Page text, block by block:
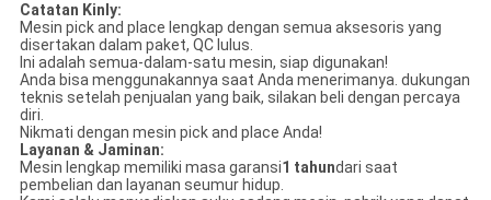
Catatan Kinly:
Mesin pick and place lengkap dengan semua aksesoris yang
disertakan dalam paket, QC lulus.
Ini adalah semua-dalam-satu mesin, siap digunakan!
Anda bisa menggunakannya saat Anda menerimanya. dukungan
teknis setelah penjualan yang baik, silakan beli dengan percaya
diri.
Nikmati dengan mesin pick and place Anda!
Layanan & Jaminan:
Mesin lengkap memiliki masa garansi1 tahundari saat
pembelian dan layanan seumur hidup.